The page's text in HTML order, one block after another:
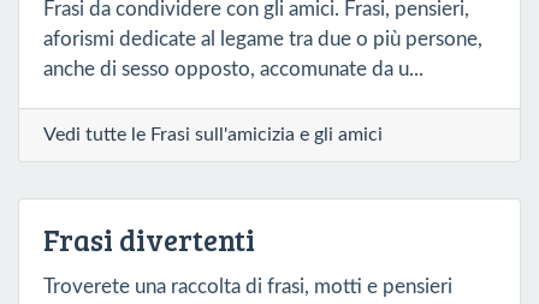
Frasi da condividere con gli amici. Frasi, pensieri,
aforismi dedicate al legame tra due o più persone,
anche di sesso opposto, accomunate da u...
Vedi tutte le Frasi sull'amicizia e gli amici
Frasi divertenti
Troverete una raccolta di frasi, motti e pensieri